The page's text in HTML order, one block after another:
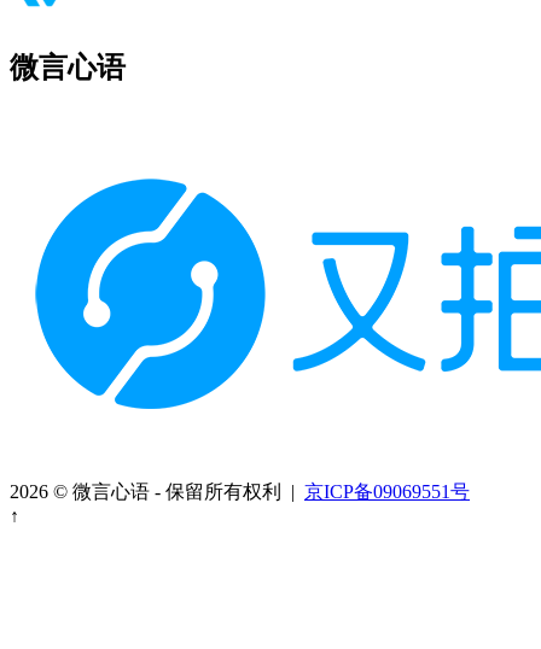
微言心语
2026 © 微言心语 - 保留所有权利 | 京ICP备09069551号
↑